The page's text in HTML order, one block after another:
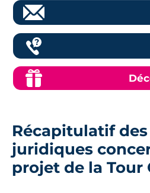
Récapitulatif
juridiques
projet de la Tour